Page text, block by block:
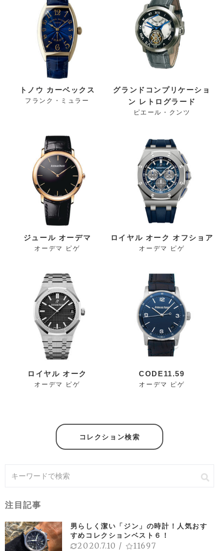
トノウ カーベックス
フランク・ミュラー
グランドコンプリケーショ
ン レトログラード
ピエール・クンツ
ジュール オーデマ
オーデマ ピゲ
ロイヤル オーク オフショア
オーデマ ピゲ
ロイヤル オーク
オーデマ ピゲ
CODE11.59
オーデマ ピゲ
コレクション検索
注目記事
男らしく潔い「ジン」の時計！人気おす
すめコレクションベスト６！
2020.7.10 / 11697